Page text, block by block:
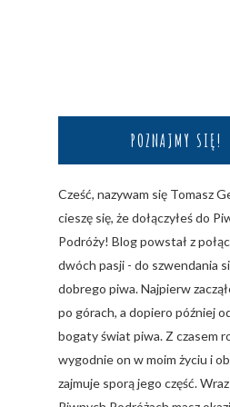
POZNAJMY SIĘ!
Cześć, nazywam się Tomasz
cieszę się, że dołączyłeś do
Podróży! Blog powstał z
dwóch pasji - do szwendania
dobrego piwa. Najpierw
po górach, a dopiero później
bogaty świat piwa. Z czasem
wygodnie on w moim życiu i
zajmuje sporą jego część.